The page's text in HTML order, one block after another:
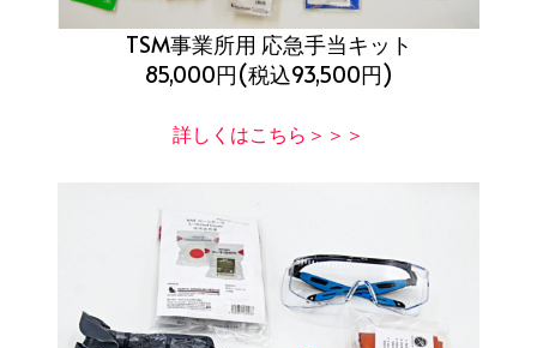
TSM事業所用 応急手当キット
85,000円(税込93,500円)
詳しくはこちら＞＞＞